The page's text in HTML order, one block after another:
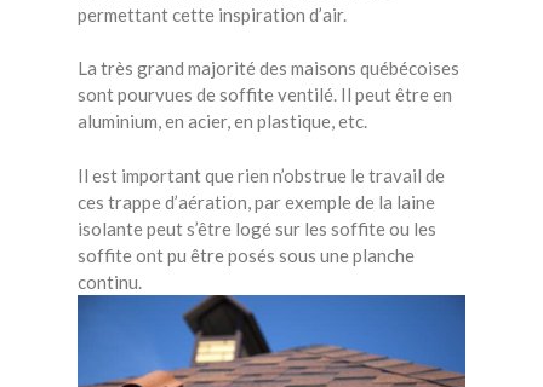
permettant cette inspiration d’air.
La très grand majorité des maisons québécoises
sont pourvues de soffite ventilé. Il peut être en
aluminium, en acier, en plastique, etc.
Il est important que rien n’obstrue le travail de
ces trappe d’aération, par exemple de la laine
isolante peut s’être logé sur les soffite ou les
soffite ont pu être posés sous une planche
continu.